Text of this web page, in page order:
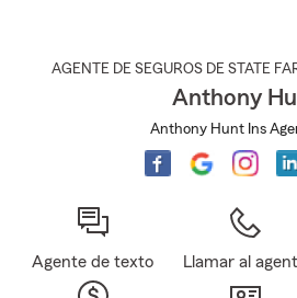
AGENTE DE SEGUROS DE STATE
Anthony
Anthony Hunt Ins
Agente de texto Llamar al